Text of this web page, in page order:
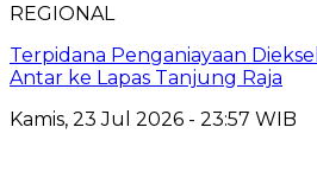
REGIONAL
Terpidana Penganiayaan
Antar ke Lapas Tanjung Raja
Kamis, 23 Jul 2026 - 23:57 WIB